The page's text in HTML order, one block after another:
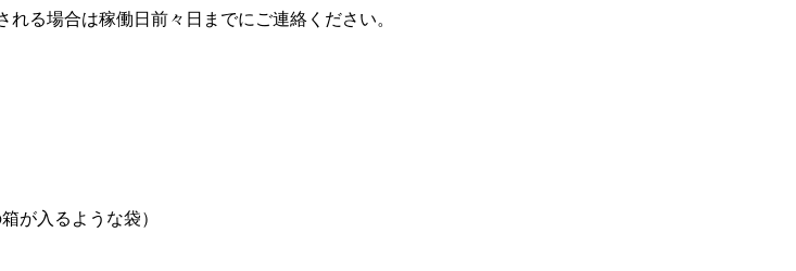
る場合は稼働日前々日までにご連絡ください。
が入るような袋）